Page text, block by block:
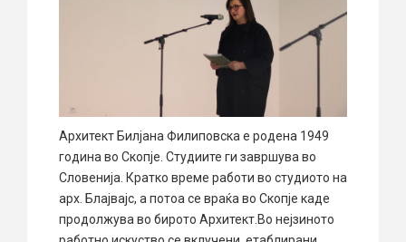
Архитект Билјана Филиповска е родена 1949
година во Скопје. Студиите ги завршува во
Словенија. Кратко време работи во студиото на
арх. Блајвајс, а потоа се враќа во Скопје каде
продолжува во бирото Архитект.Во нејзиното